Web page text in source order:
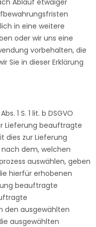
in eine weitere
oder wir uns eine
vorbehalten, die
Sie in dieser Erklärung
1 S. 1 lit. b DSGVO
Lieferung beauftragte
dies zur Lieferung
dem, welchen
auswählen, geben
hierfür erhobenen
beauftragte
den ausgewählten
ausgewählten